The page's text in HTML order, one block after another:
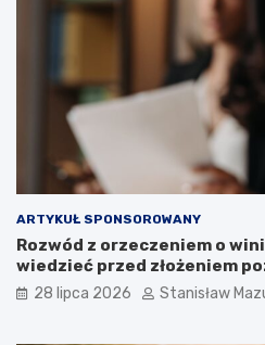
ARTYKUŁ SPONSOROWANY
Rozwód z orzeczeniem o
wiedzieć przed złożeniem
28 lipca 2026 Stanisław